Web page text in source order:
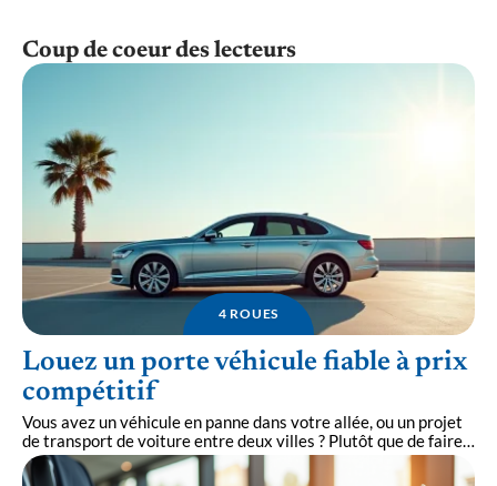
Coup de coeur des lecteurs
4 ROUES
Louez un porte véhicule fiable à prix
compétitif
Vous avez un véhicule en panne dans votre allée, ou un projet
de transport de voiture entre deux villes ? Plutôt que de faire…